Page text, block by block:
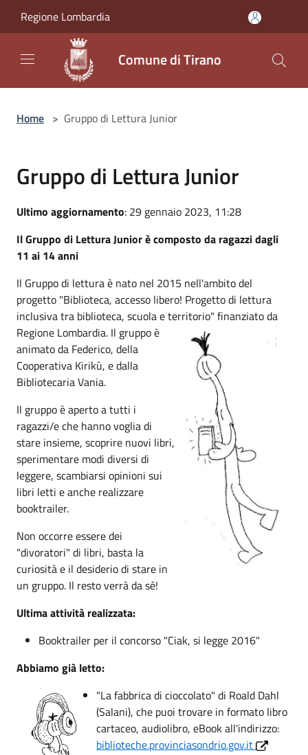
Regione Lombardia
Comune di Tirano
Home > Gruppo di Lettura Junior
Gruppo di Lettura Junior
Ultimo aggiornamento: 29 gennaio 2023, 11:28
Il Gruppo di Lettura Junior è composto da ragazzi dagli
11 ai 14 anni
Il Gruppo di lettura è nato nel 2015 nell'ambito del
progetto "Biblioteca, accesso libero! Progetto di lettura
inclusiva tra biblioteca, scuola e territorio" finanziato da
Regione Lombardia. Il gruppo è
animato da Federico, della
Cooperativa Kirikù, e dalla
Bibliotecaria Vania.
Il gruppo è aperto a tutti i
ragazzi/e che hanno voglia di
stare insieme, scoprire nuovi libri,
sperimentare modi diversi di
leggere, scambiarsi opinioni sui
libri letti e anche realizzare
booktrailer.
Non occorre essere dei
"divoratori" di libri, basta la
curiosità e il desiderio di stare in
un gruppo. Il resto verrà da sé!
Ultima attività realizzata:
Booktrailer per il concorso "Ciak, si legge 2016"
Abbiamo già letto:
"La fabbrica di cioccolato" di Roald Dahl
(Salani), che puoi trovare in formato libro
cartaceo, audiolibro, eBook all'indirizzo:
biblioteche.provinciasondrio.gov.it